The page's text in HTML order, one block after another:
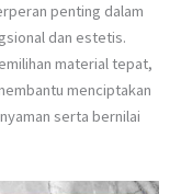
penting dalam
dan estetis.
material tepat,
menciptakan
serta bernilai